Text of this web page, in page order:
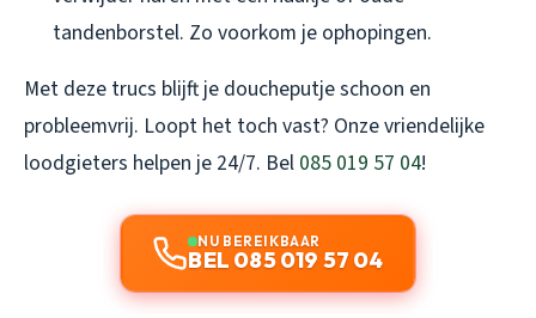
tandenborstel. Zo voorkom je ophopingen.
Met deze trucs blijft je doucheputje schoon en
probleemvrij. Loopt het toch vast? Onze vriendelijke
loodgieters helpen je 24/7. Bel 085 019 57 04!
NU BEREIKBAAR
BEL 085 019 57 04